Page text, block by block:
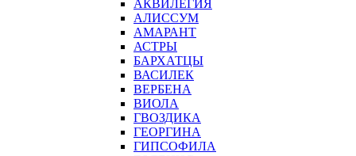
АКВИЛЕГИЯ
АЛИССУМ
АМАРАНТ
АСТРЫ
БАРХАТЦЫ
ВАСИЛЕК
ВЕРБЕНА
ВИОЛА
ГВОЗДИКА
ГЕОРГИНА
ГИПСОФИЛА